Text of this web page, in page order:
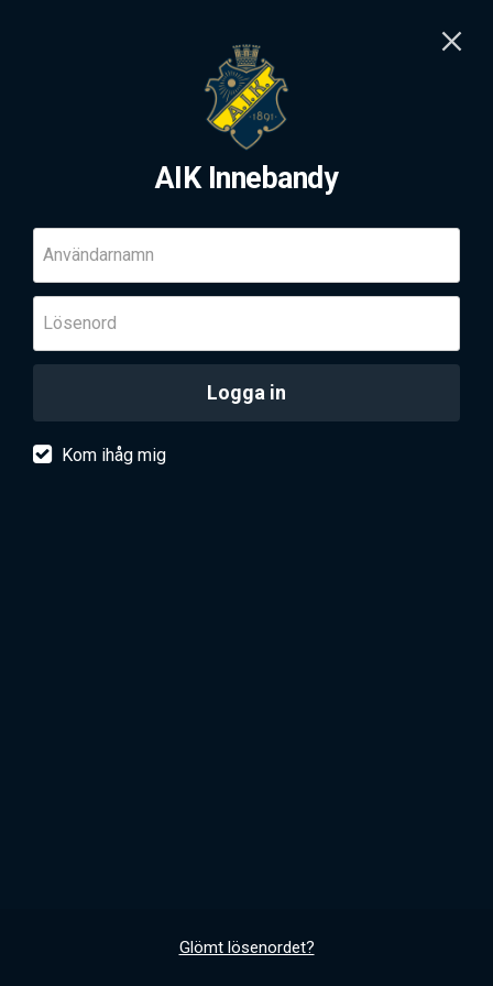
AIK Innebandy
Användarnamn
Lösenord
Logga in
Kom ihåg mig
Glömt lösenordet?